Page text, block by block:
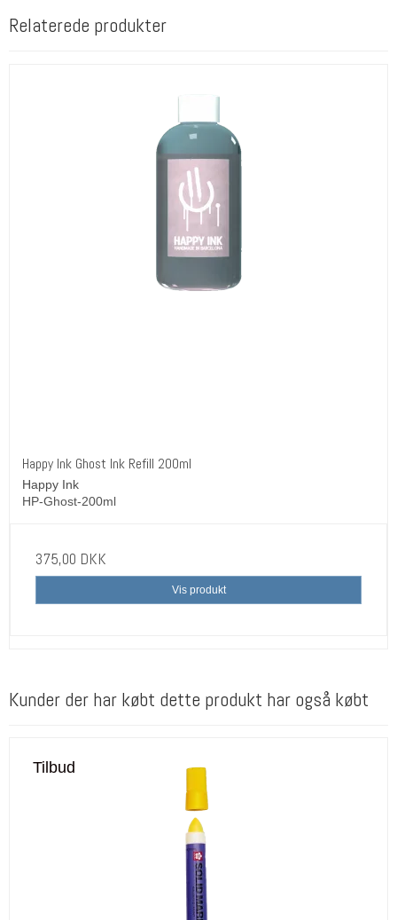
Relaterede produkter
Happy Ink Ghost Ink Refill 200ml
Happy Ink
HP-Ghost-200ml
375,00 DKK
Vis produkt
Kunder der har købt dette produkt har også købt
Tilbud